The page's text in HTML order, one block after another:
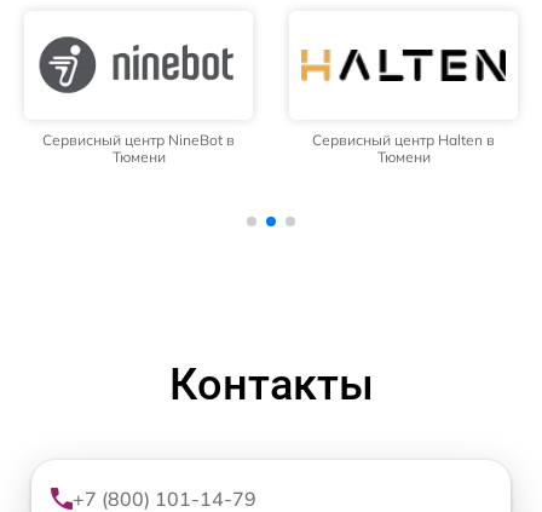
Сервисный центр NineBot в
Тюмени
Сервисный центр Halten в
Тюмени
Контакты
+7 (800) 101-14-79